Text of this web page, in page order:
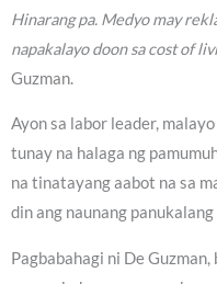
Hinarang pa. Medyo may
napakalayo doon sa cost of
Guzman.
Ayon sa labor leader,
tunay na halaga ng
na tinatayang aabot na sa
din ang naunang
Pagbabahagi ni De